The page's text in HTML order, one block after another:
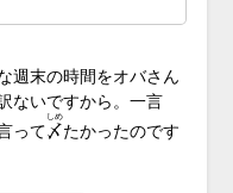
週末の時間をオバさん
ないですから。一言
って〆
しめ
たかったのです